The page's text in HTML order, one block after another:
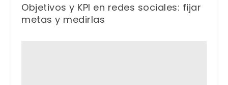
Objetivos y KPI en redes sociales: fijar
metas y medirlas